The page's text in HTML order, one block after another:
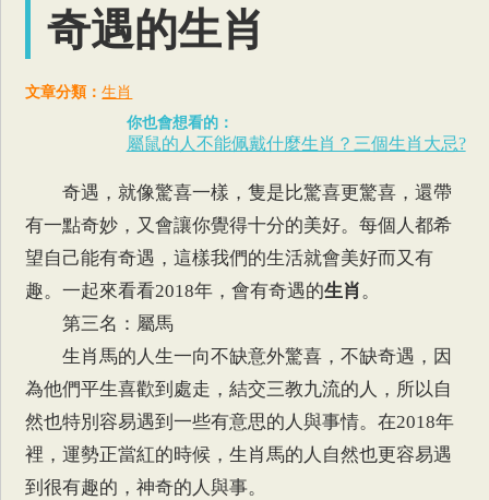
奇遇的生肖
文章分類：生肖
你也會想看的：
屬鼠的人不能佩戴什麼生肖？三個生肖大忌?
奇遇，就像驚喜一樣，隻是比驚喜更驚喜，還帶
有一點奇妙，又會讓你覺得十分的美好。每個人都希
望自己能有奇遇，這樣我們的生活就會美好而又有
趣。一起來看看2018年，會有奇遇的生肖 。
第三名：屬馬
生肖馬的人生一向不缺意外驚喜，不缺奇遇，因
為他們平生喜歡到處走，結交三教九流的人，所以自
然也特別容易遇到一些有意思的人與事情。在2018年
裡，運勢正當紅的時候，生肖馬的人自然也更容易遇
到很有趣的，神奇的人與事。